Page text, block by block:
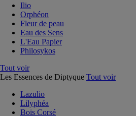
Ilio
Orphéon
Fleur de peau
Eau des Sens
L'Eau Papier
Philosykos
Tout voir
Les Essences de Diptyque Tout voir
Lazulio
Lilyphéa
Bois Corsé